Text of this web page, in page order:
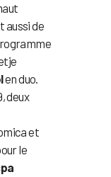
aussi de
en duo.
deux
et
le